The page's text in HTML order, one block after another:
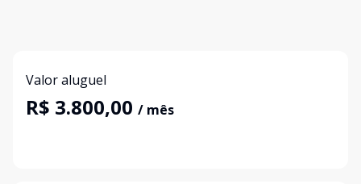
Valor aluguel
R$ 3.800,00 / mês